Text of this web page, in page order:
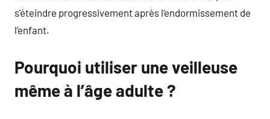
s’éteindre progressivement après l’endormissement de
l’enfant.
Pourquoi utiliser une veilleuse
même à l’âge adulte ?